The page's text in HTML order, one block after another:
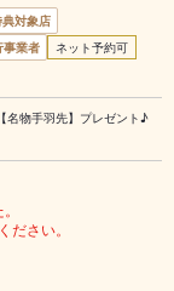
対象店
事業者
ネット予約可
名物手羽先】プレゼント♪
さい。